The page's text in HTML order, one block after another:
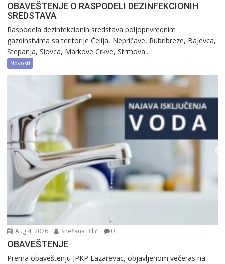
OBAVEŠTENJE O RASPODELI DEZINFEKCIONIH
SREDSTAVA
Raspodela dezinfekcionih sredstava poljoprivrednim
gazdinstvima sa teritorije Ćelija, Nepričave, Rubribreze, Bajevca,
Stepanja, Slovca, Markove Crkve, Strmova...
Novosti
Aug 4, 2026 Snežana Bilić 0
OBAVEŠTENJE
Prema obaveštenju JPKP Lazarevac, objavljenom večeras na